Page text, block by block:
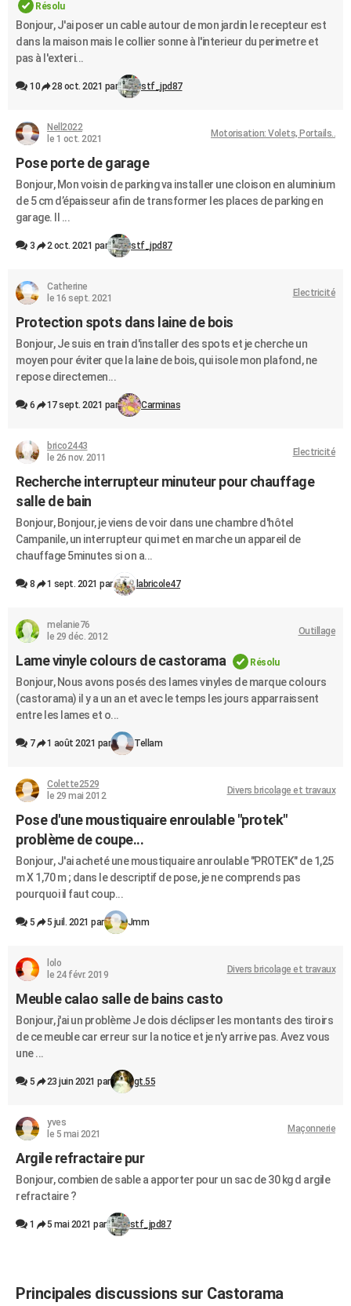
Résolu
Bonjour, J'ai poser un cable autour de mon jardin le recepteur est
dans la maison mais le collier sonne à l'interieur du perimetre et
pas à l'exteri...
10 28 oct. 2021 par stf_jpd87
Nell2022
le 1 oct. 2021
Motorisation: Volets, Portails..
Pose porte de garage
Bonjour, Mon voisin de parking va installer une cloison en aluminium
de 5 cm d’épaisseur afin de transformer les places de parking en
garage. Il ...
3 2 oct. 2021 par stf_jpd87
Catherine
le 16 sept. 2021
Electricité
Protection spots dans laine de bois
Bonjour, Je suis en train d'installer des spots et je cherche un
moyen pour éviter que la laine de bois, qui isole mon plafond, ne
repose directemen...
6 17 sept. 2021 par Carminas
brico2443
le 26 nov. 2011
Electricité
Recherche interrupteur minuteur pour chauffage
salle de bain
Bonjour, Bonjour, je viens de voir dans une chambre d'hôtel
Campanile, un interrupteur qui met en marche un appareil de
chauffage 5minutes si on a...
8 1 sept. 2021 par labricole47
melanie76
le 29 déc. 2012
Outillage
Lame vinyle colours de castorama Résolu
Bonjour, Nous avons posés des lames vinyles de marque colours
(castorama) il y a un an et avec le temps les jours apparraissent
entre les lames et o...
7 1 août 2021 par Tellam
Colette2529
le 29 mai 2012
Divers bricolage et travaux
Pose d'une moustiquaire enroulable "protek"
problème de coupe...
Bonjour, J'ai acheté une moustiquaire anroulable "PROTEK" de 1,25
m X 1,70 m ; dans le descriptif de pose, je ne comprends pas
pourquoi il faut coup...
5 5 juil. 2021 par Jmm
lolo
le 24 févr. 2019
Divers bricolage et travaux
Meuble calao salle de bains casto
Bonjour, j'ai un problème Je dois déclipser les montants des tiroirs
de ce meuble car erreur sur la notice et je n'y arrive pas. Avez vous
une ...
5 23 juin 2021 par gt.55
yves
le 5 mai 2021
Maçonnerie
Argile refractaire pur
Bonjour, combien de sable a apporter pour un sac de 30 kg d argile
refractaire ?
1 5 mai 2021 par stf_jpd87
Principales discussions sur Castorama